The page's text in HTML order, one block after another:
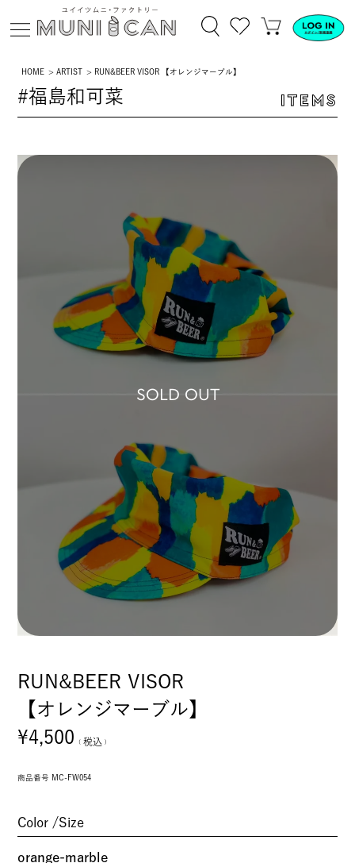
HOME ARTIST RUN&BEER VISOR 【オレンジマーブル】
#福島和可菜 ITEMS
SOLD OUT
RUN&BEER VISOR
【オレンジマーブル】
¥4,500 税込
商品番号 MC-FW054
Color Size
orange-marble